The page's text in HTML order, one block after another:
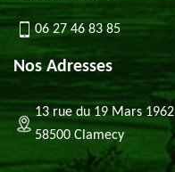
06 27 46 83 85
Nos Adresses
13 rue du 19 Mars 1962
58500 Clamecy